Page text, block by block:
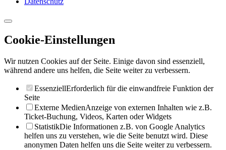
Cookie-Einstellungen
Wir nutzen Cookies auf der Seite. Einige davon sind essenziell,
während andere uns helfen, die Seite weiter zu verbessern.
EssenziellErforderlich für die einwandfreie Funktion der
Seite
Externe MedienAnzeige von externen Inhalten wie z.B.
Ticket-Buchung, Videos, Karten oder Widgets
StatistikDie Informationen z.B. von Google Analytics
helfen uns zu verstehen, wie die Seite benutzt wird. Diese
anonymen Daten helfen uns die Seite weiter zu verbessern.